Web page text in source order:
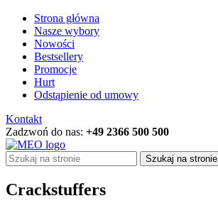
Strona główna
Nasze wybory
Nowości
Bestsellery
Promocje
Hurt
Odstąpienie od umowy
Kontakt
Zadzwoń do nas: +49 2366 500 500
Szukaj na stronie
Crackstuffers